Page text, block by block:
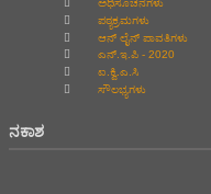
ಅಧಿಸೂಚನೆಗಳು
ಪಠ್ಯಕ್ರಮಗಳು
ಆನ್‌ ಲೈನ್‌ ಪಾವತಿಗಳು
ಎನ್.ಇ.ಪಿ - 2020
ಐ.ಕ್ವಿ.ಎ.ಸಿ
ಸೌಲಭ್ಯಗಳು
ನಕಾಶ